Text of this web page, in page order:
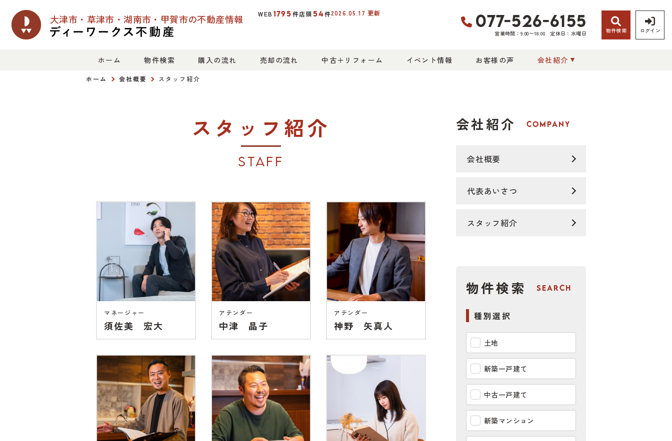
WEB 1795件店頭 54件2026.05.17 更新
大津市・草津市・湖南市・甲賀市の不動産情報 077-526-6155
営業時間：9:00〜18:00 定休日：水曜日 物件検索 ログイン
ホーム 物件検索 購入の流れ 売却の流れ 中古＋リフォーム イベント情報 お客様の声 会社紹介
ホーム 会社概要 スタッフ紹介
スタッフ紹介
STAFF
マネージャー
須佐美 宏大
アテンダー
中津 晶子
アテンダー
神野 矢真人
会社紹介 COMPANY
会社概要
代表あいさつ
スタッフ紹介
物件検索 SEARCH
種別選択
土地
新築一戸建て
中古一戸建て
新築マンション